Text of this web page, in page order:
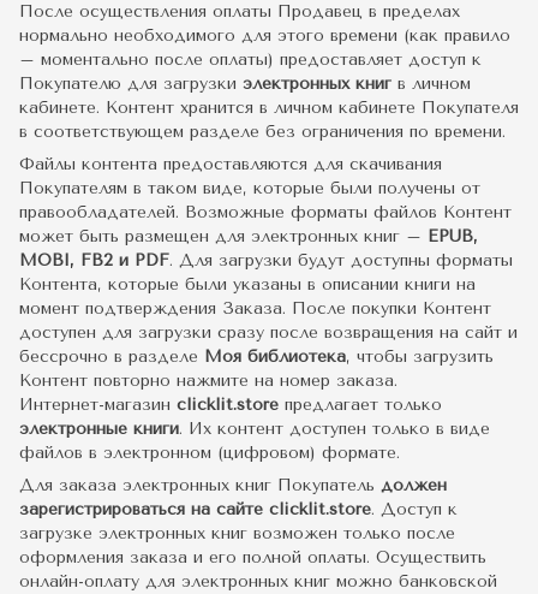
После осуществления оплаты Продавец в пределах
нормально необходимого для этого времени (как правило
– моментально после оплаты) предоставляет доступ к
Покупателю для загрузки электронных книг в личном
кабинете. Контент хранится в личном кабинете Покупателя
в соответствующем разделе без ограничения по времени.
Файлы контента предоставляются для скачивания
Покупателям в таком виде, которые были получены от
правообладателей. Возможные форматы файлов Контент
может быть размещен для электронных книг – EPUB,
MOBI, FB2 и PDF. Для загрузки будут доступны форматы
Контента, которые были указаны в описании книги на
момент подтверждения Заказа. После покупки Контент
доступен для загрузки сразу после возвращения на сайт и
бессрочно в разделе Моя библиотека, чтобы загрузить
Контент повторно нажмите на номер заказа.
Интернет-магазин clicklit.store предлагает только
электронные книги. Их контент доступен только в виде
файлов в электронном (цифровом) формате.
Для заказа электронных книг Покупатель должен
зарегистрироваться на сайте clicklit.store. Доступ к
загрузке электронных книг возможен только после
оформления заказа и его полной оплаты. Осуществить
онлайн-оплату для электронных книг можно банковской